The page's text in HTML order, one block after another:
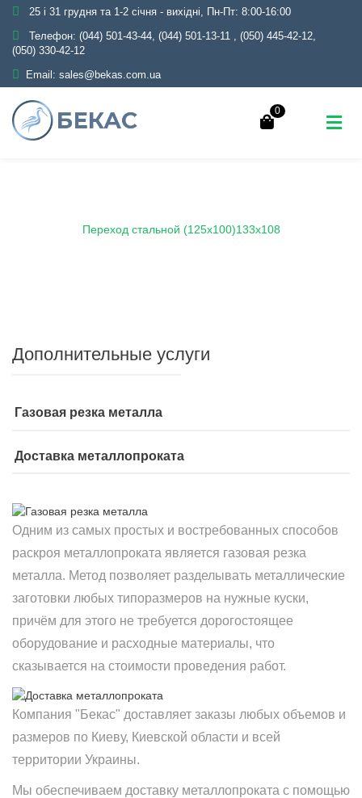
25 і 31 грудня та 1-2 січня - вихідні, Пн-Пт: 8:00-16:00
Телефон: (044) 501-43-44, (044) 501-13-11 , (050) 445-42-12,
(050) 330-42-12
Email: sales@bekas.com.ua
0
Переход стальной (125х100)133х108
Дополнительные услуги
Газовая резка металла
Доставка металлопроката
Одним из самых простых и востребованных способов
раскроя металлопроката является газовая резка
металла. Метод позволяет разделывать металлические
заготовки любых типоразмеров на нужные куски,
причём для этого не требуется дорогостоящее
оборудование и расходные материалы, что
сказывается на стоимости проведения работ.
Компания "Бекас" доставляет заказы любых объемов и
размеров по Киеву, Киевской области и всей
территории Украины.
Мы обеспечиваем доставку металлопроката с помощью